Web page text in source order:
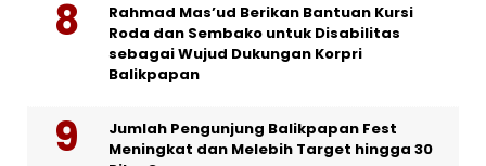
Rahmad Mas’ud Berikan Bantuan Kursi
Roda dan Sembako untuk Disabilitas
sebagai Wujud Dukungan Korpri
Balikpapan
Jumlah Pengunjung Balikpapan Fest
Meningkat dan Melebih Target hingga 30